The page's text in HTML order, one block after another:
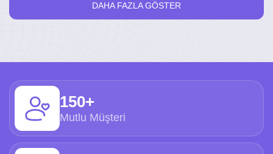
DAHA FAZLA GÖSTER
150+
Mutlu Müşteri